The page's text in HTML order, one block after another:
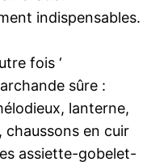
indispensables.
fois ‘
sûre :
lanterne,
en cuir
assiette-gobelet-